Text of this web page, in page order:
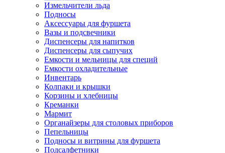
Измельчители льда
Подносы
Аксессуары для фуршета
Вазы и подсвечники
Диспенсеры для напитков
Диспенсеры для сыпучих
Емкости и мельницы для специй
Емкости охладительные
Инвентарь
Колпаки и крышки
Корзины и хлебницы
Креманки
Мармит
Органайзеры для столовых приборов
Пепельницы
Подносы и витрины для фуршета
Подсалфетники